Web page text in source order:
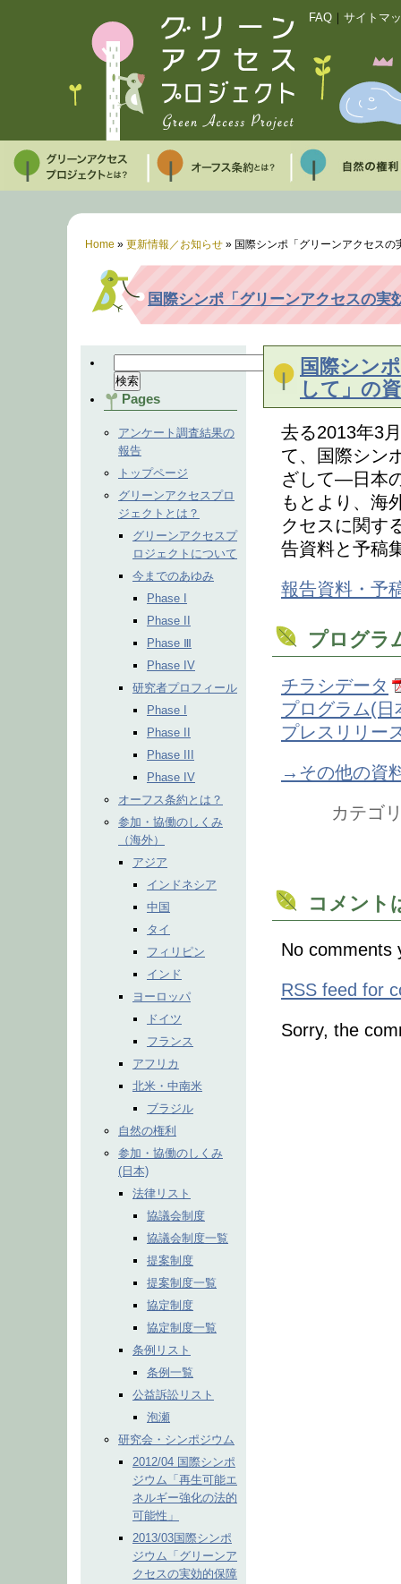
FAQ サイトマ
Home » 更新情報／お知らせ » 国際シンポ「グリーンアクセス
国際シンポ「グリーンアクセスの
Pages
アンケート調査結果の
報告
トップページ
グリーンアクセスプロ
ジェクトとは？
グリーンアクセスプ
ロジェクトについて
今までのあゆみ
Phase I
Phase II
Phase Ⅲ
Phase IV
研究者プロフィール
Phase I
Phase II
Phase III
Phase IV
オーフス条約とは？
参加・協働のしくみ
（海外）
アジア
インドネシア
中国
タイ
フィリピン
インド
ヨーロッパ
ドイツ
フランス
アフリカ
北米・中南米
ブラジル
自然の権利
参加・協働のしくみ
(日本)
法律リスト
協議会制度
協議会制度一覧
提案制度
提案制度一覧
協定制度
協定制度一覧
条例リスト
条例一覧
公益訴訟リスト
泡瀬
研究会・シンポジウム
2012/04 国際シンポ
ジウム「再生可能エ
ネルギー強化の法的
可能性」
2013/03国際シンポ
ジウム「グリーンア
クセスの実効的保障
国際シン
して」の
去る2013年3
て、国際シン
ざして―日本
もとより、海
クセスに関す
告資料と予稿
報告資料・予
プログラ
チラシデータ
プログラム(日
プレスリリー
→その他の資
カテゴ
コメント
No comments
RSS feed for
Sorry, the